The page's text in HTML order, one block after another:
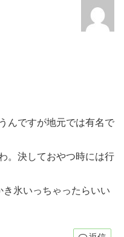
んですが地元では有名で
。決しておやつ時には行
氷いっちゃったらいい